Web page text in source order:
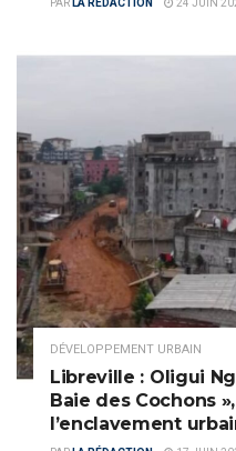
PAR LA RÉDACTION 24 JUIN
DÉVELOPPEMENT URBAIN
Libreville : Oligui
Baie des Cochons
l’enclavement